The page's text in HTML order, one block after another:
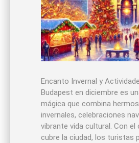
Encanto Invernal y
Budapest en diciembre es
mágica que combina
invernales, celebraciones
vibrante vida cultural. Con el
cubre la ciudad, los turistas